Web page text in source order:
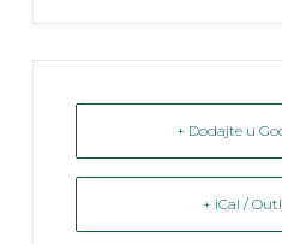
+ Dodajte u
+ iCal /